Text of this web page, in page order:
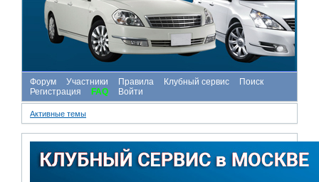
Форум Участники Правила Клубный сервис
Поиск
Регистрация
FAQ Войти
Активные темы